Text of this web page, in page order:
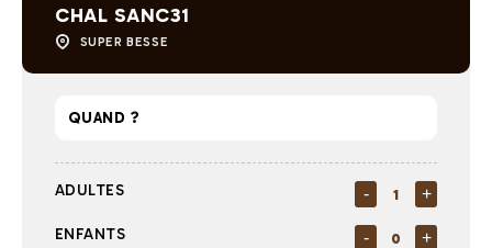
CHAL SANC31
SUPER BESSE
ADULTES - +
ENFANTS - +